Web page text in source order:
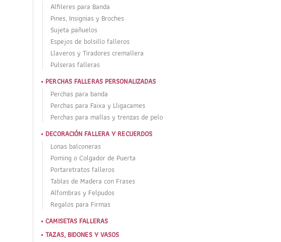
Alfileres para Banda
Pines, Insignias y Broches
Sujeta pañuelos
Espejos de bolsillo falleros
Llaveros y Tiradores cremallera
Pulseras falleras
PERCHAS FALLERAS PERSONALIZADAS
Perchas para banda
Perchas para Faixa y Lligacames
Perchas para mallas y trenzas de pelo
DECORACIÓN FALLERA Y RECUERDOS
Lonas balconeras
Poming o Colgador de Puerta
Portaretratos falleros
Tablas de Madera con Frases
Alfombras y Felpudos
Regalos para Firmas
CAMISETAS FALLERAS
TAZAS, BIDONES Y VASOS